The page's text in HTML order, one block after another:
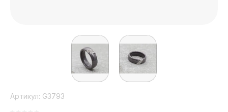
Артикул: G3793